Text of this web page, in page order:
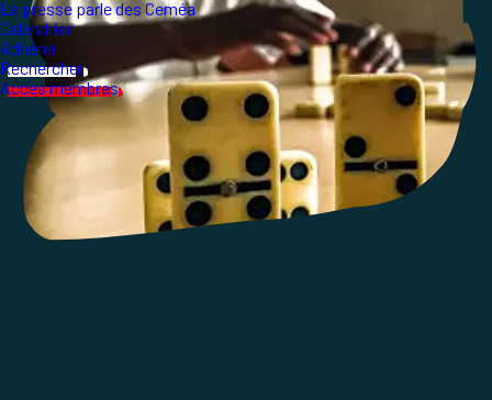
La presse parle des Ceméa
Calendrier
Adhérer
Rechercher
Accès membres